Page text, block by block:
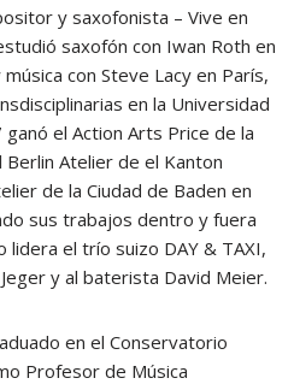
y saxofonista – Vive en
saxofón con Iwan Roth en
con Steve Lacy en París,
en la Universidad
el Action Arts Price de la
Atelier de el Kanton
de la Ciudad de Baden en
sus trabajos dentro y fuera
lidera el trío suizo DAY & TAXI,
y al baterista David Meier.
en el Conservatorio
Profesor de Música